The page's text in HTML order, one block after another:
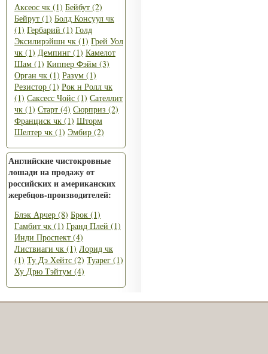
Аксеос чк (1) Бейбут (2)
Бейрут (1) Болд Консуул чк
(1) Гербарий (1) Голд
Эксилирэйшн чк (1) Грей Уол
чк (1) Демпинг (1) Камелот
Шам (1) Киппер Фэйм (3)
Орган чк (1) Разум (1)
Резистор (1) Рок н Ролл чк
(1) Саксесс Чойс (1) Сателлит
чк (1) Старт (4) Сюрприз (2)
Франциск чк (1) Шторм
Шелтер чк (1) Эмбир (2)
Английские чистокровные
лошади на продажу от
российских и американских
жеребцов-производителей:
Блэк Арчер (8) Брок (1)
Гамбит чк (1) Гранд Плей (1)
Инди Проспект (4)
Листвиаги чк (1) Лорид чк
(1) Ту Дэ Хейтс (2) Туарег (1)
Ху Дрю Тэйтум (4)